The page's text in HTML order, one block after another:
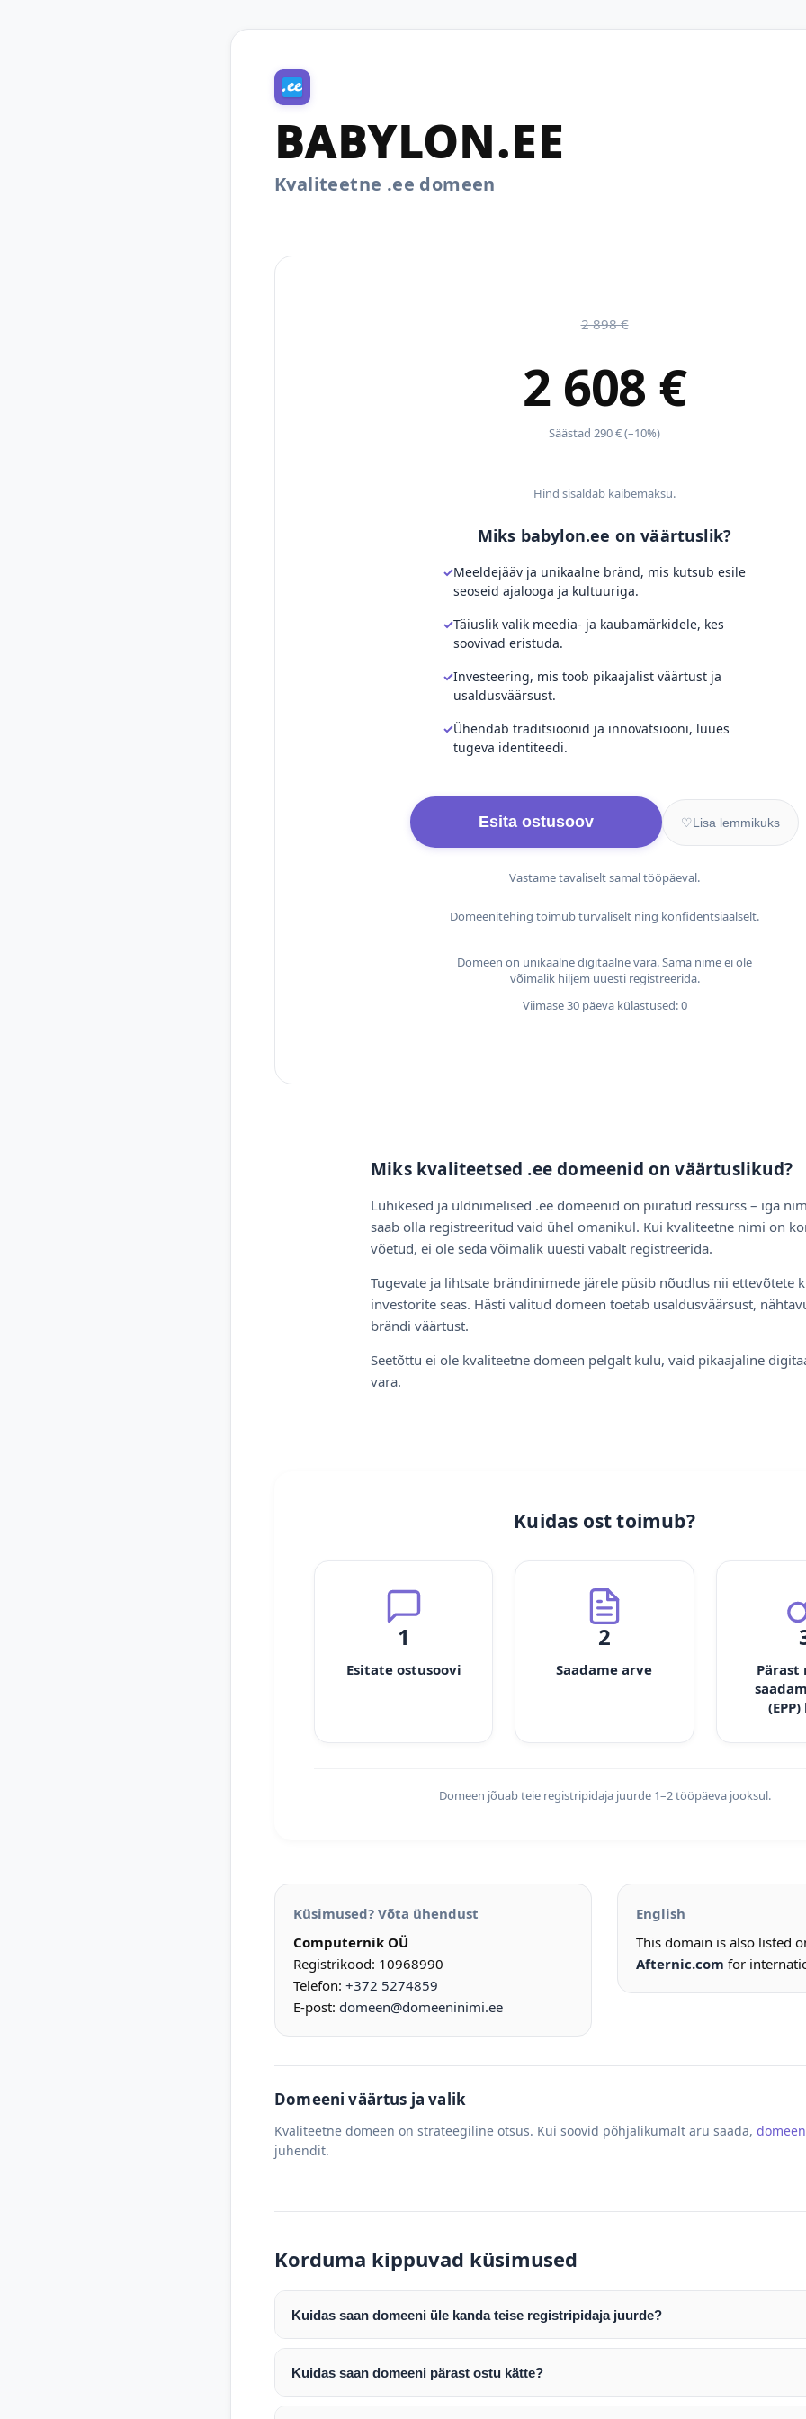
BABYLON.EE
Kvaliteetne .ee domeen
2 898 €
2 608 €
Säästad 290 € (–10%)
Hind sisaldab käibemaksu.
Miks babylon.ee on väärtuslik?
Meeldejääv ja unikaalne bränd, mis kutsub esile
seoseid ajalooga ja kultuuriga.
Täiuslik valik meedia- ja kaubamärkidele, kes
soovivad eristuda.
Investeering, mis toob pikaajalist väärtust ja
usaldusväärsust.
Ühendab traditsioonid ja innovatsiooni, luues
tugeva identiteedi.
Esita ostusoov ♡Lisa lemmikuks
Vastame tavaliselt samal tööpäeval.
Domeenitehing toimub turvaliselt ning konfidentsiaalselt.
Domeen on unikaalne digitaalne vara. Sama nime ei ole
võimalik hiljem uuesti registreerida.
Viimase 30 päeva külastused: 0
Miks kvaliteetsed .ee domeenid on väärtuslikud?
Lühikesed ja üldnimelised .ee domeenid on piiratud ressurss – iga
saab olla registreeritud vaid ühel omanikul. Kui kvaliteetne nimi on
võetud, ei ole seda võimalik uuesti vabalt registreerida.
Tugevate ja lihtsate brändinimede järele püsib nõudlus nii ettevõtete
investorite seas. Hästi valitud domeen toetab usaldusväärsust,
brändi väärtust.
Seetõttu ei ole kvaliteetne domeen pelgalt kulu, vaid pikaajaline
vara.
Kuidas ost toimub?
1
Esitate ostusoovi
2
Saadame arve
Pärast
Domeen jõuab teie registripidaja juurde 1–2 tööpäeva jooksul.
Küsimused? Võta ühendust
Computernik OÜ
Registrikood: 10968990
Telefon: +372 5274859
E-post: domeen@domeeninimi.ee
English
This domain is also listed
Afternic.com for
Domeeni väärtus ja valik
Kvaliteetne domeen on strateegiline otsus. Kui soovid põhjalikumalt aru saada,
juhendit.
Korduma kippuvad küsimused
Kuidas saan domeeni üle kanda teise registripidaja juurde?
Pärast makse laekumist edastame teile domeeni AUTH (EPP) koodi. Selle abil saate
enda valitud registripidaja juurde.
Domeeni ülekandmine toimub registripidajate vahelise protsessina ning võib võtta
Kuidas saan domeeni pärast ostu kätte?
Pärast ostu vormistamist väljastame arve. Maksekinnituse järel edastame teile